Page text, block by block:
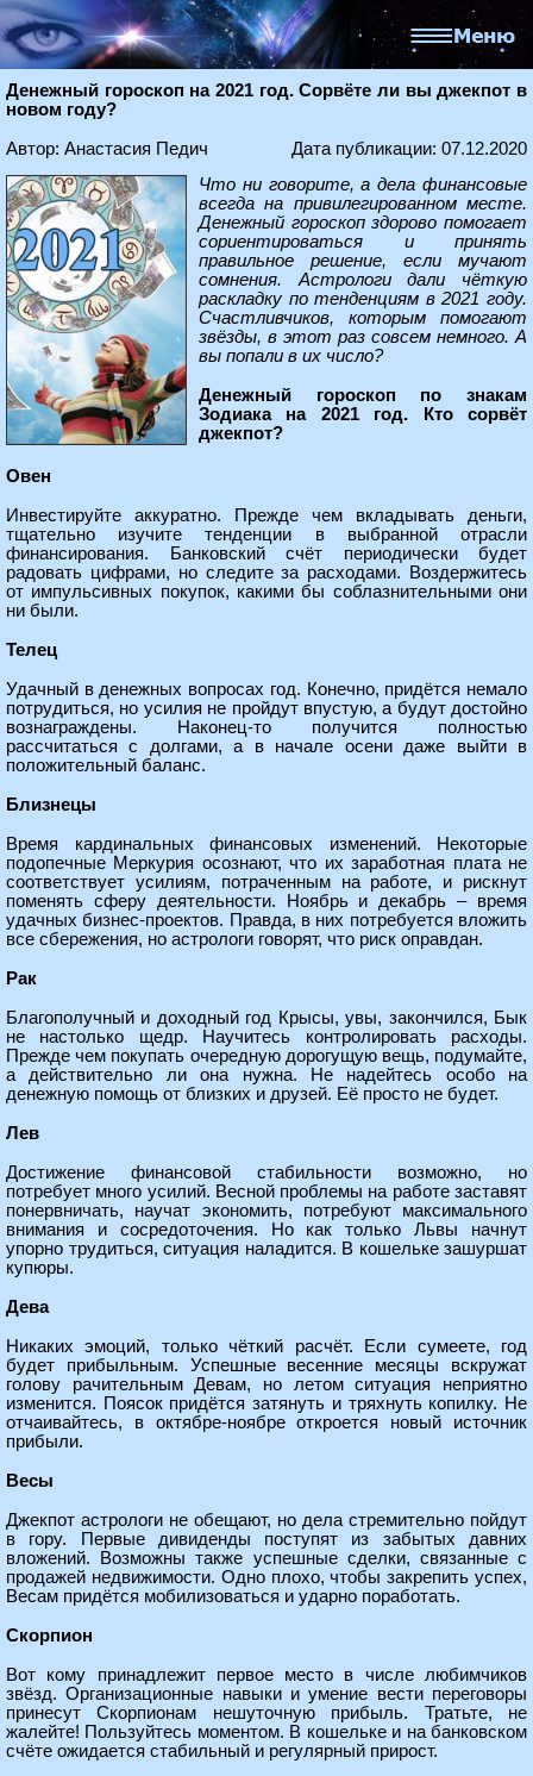
Денежный гороскоп на 2021 год. Сорвёте ли вы джекпот в
новом году?
Автор: Анастасия Педич
Дата публикации: 07.12.2020
Что ни говорите, а дела финансовые
всегда на привилегированном месте.
Денежный гороскоп здорово помогает
сориентироваться и принять
правильное решение, если мучают
сомнения. Астрологи дали чёткую
раскладку по тенденциям в 2021 году.
Счастливчиков, которым помогают
звёзды, в этот раз совсем немного. А
вы попали в их число?
Денежный гороскоп по знакам
Зодиака на 2021 год. Кто сорвёт
джекпот?
Овен
Инвестируйте аккуратно. Прежде чем вкладывать деньги,
тщательно изучите тенденции в выбранной отрасли
финансирования. Банковский счёт периодически будет
радовать цифрами, но следите за расходами. Воздержитесь
от импульсивных покупок, какими бы соблазнительными они
ни были.
Телец
Удачный в денежных вопросах год. Конечно, придётся немало
потрудиться, но усилия не пройдут впустую, а будут достойно
вознаграждены. Наконец-то получится полностью
рассчитаться с долгами, а в начале осени даже выйти в
положительный баланс.
Близнецы
Время кардинальных финансовых изменений. Некоторые
подопечные Меркурия осознают, что их заработная плата не
соответствует усилиям, потраченным на работе, и рискнут
поменять сферу деятельности. Ноябрь и декабрь – время
удачных бизнес-проектов. Правда, в них потребуется вложить
все сбережения, но астрологи говорят, что риск оправдан.
Рак
Благополучный и доходный год Крысы, увы, закончился, Бык
не настолько щедр. Научитесь контролировать расходы.
Прежде чем покупать очередную дорогущую вещь, подумайте,
а действительно ли она нужна. Не надейтесь особо на
денежную помощь от близких и друзей. Её просто не будет.
Лев
Достижение финансовой стабильности возможно, но
потребует много усилий. Весной проблемы на работе заставят
понервничать, научат экономить, потребуют максимального
внимания и сосредоточения. Но как только Львы начнут
упорно трудиться, ситуация наладится. В кошельке зашуршат
купюры.
Дева
Никаких эмоций, только чёткий расчёт. Если сумеете, год
будет прибыльным. Успешные весенние месяцы вскружат
голову рачительным Девам, но летом ситуация неприятно
изменится. Поясок придётся затянуть и тряхнуть копилку. Не
отчаивайтесь, в октябре-ноябре откроется новый источник
прибыли.
Весы
Джекпот астрологи не обещают, но дела стремительно пойдут
в гору. Первые дивиденды поступят из забытых давних
вложений. Возможны также успешные сделки, связанные с
продажей недвижимости. Одно плохо, чтобы закрепить успех,
Весам придётся мобилизоваться и ударно поработать.
Скорпион
Вот кому принадлежит первое место в числе любимчиков
звёзд. Организационные навыки и умение вести переговоры
принесут Скорпионам нешуточную прибыль. Тратьте, не
жалейте! Пользуйтесь моментом. В кошельке и на банковском
счёте ожидается стабильный и регулярный прирост.